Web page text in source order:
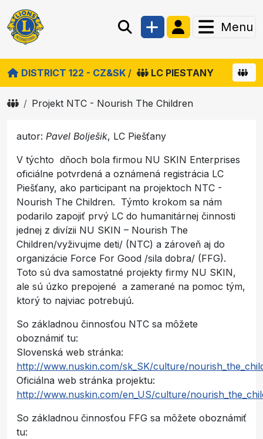
Menu
DISTRICT 122 - CZ&SK / LC PIESTANY
Projekt NTC - Nourish The Children
autor: Pavel Bolješik, LC Piešťany
V týchto dňoch bola firmou NU SKIN Enterprises
oficiálne potvrdená a oznámená registrácia LC
Piešťany, ako participant na projektoch NTC -
Nourish The Children. Týmto krokom sa nám
podarilo zapojiť prvý LC do humanitárnej činnosti
jednej z divízii NU SKIN – Nourish The
Children/vyživujme deti/ (NTC) a zároveň aj do
organizácie Force For Good /sila dobra/ (FFG).
Toto sú dva samostatné projekty firmy NU SKIN,
ale sú úzko prepojené a zamerané na pomoc tým,
ktorý to najviac potrebujú.
So základnou činnosťou NTC sa môžete
oboznámiť tu:
Slovenská web stránka:
http://www.nuskin.com/sk_SK/culture/
Oficiálna web stránka projektu:
http://www.nuskin.com/en_US/culture/
So základnou činnosťou FFG sa môžete oboznámiť
tu: